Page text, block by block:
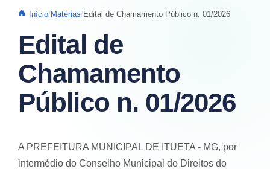
Início Matérias Edital de Chamamento Público n. 01/2026
Edital de
Chamamento
Público n. 01/2026
A PREFEITURA MUNICIPAL DE ITUETA - MG, por
intermédio do Conselho Municipal de Direitos do